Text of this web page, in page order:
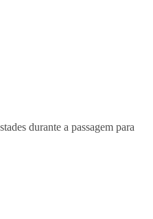
durante a passagem para